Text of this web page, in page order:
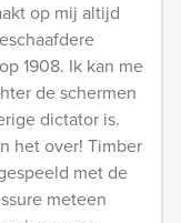
op mij altijd
1908. Ik kan me
de schermen
dictator is.
het over! Timber
met de
meteen